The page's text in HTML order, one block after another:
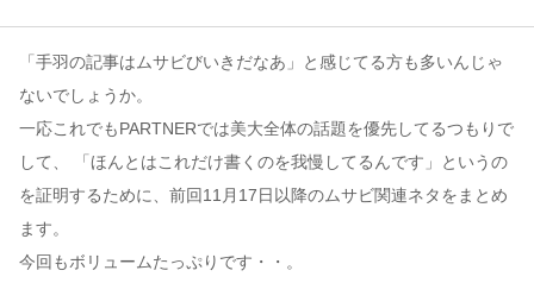
「手羽の記事はムサビびいきだなあ」と感じてる方も多いんじゃ
ないでしょうか。
一応これでもPARTNERでは美大全体の話題を優先してるつもりで
して、 「ほんとはこれだけ書くのを我慢してるんです」というの
を証明するために、前回11月17日以降のムサビ関連ネタをまとめ
ます。
今回もボリュームたっぷりです・・。
コンテンツ
運営会社
お問い合わせ